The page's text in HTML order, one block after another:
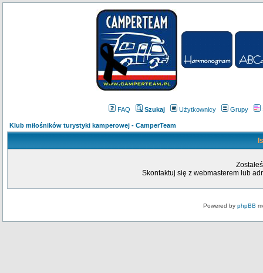
FAQ Szukaj Użytkownicy Grupy
Klub miłośników turystyki kamperowej - CamperTeam
Skontaktuj się z webmasterem lub
Powered by phpBB